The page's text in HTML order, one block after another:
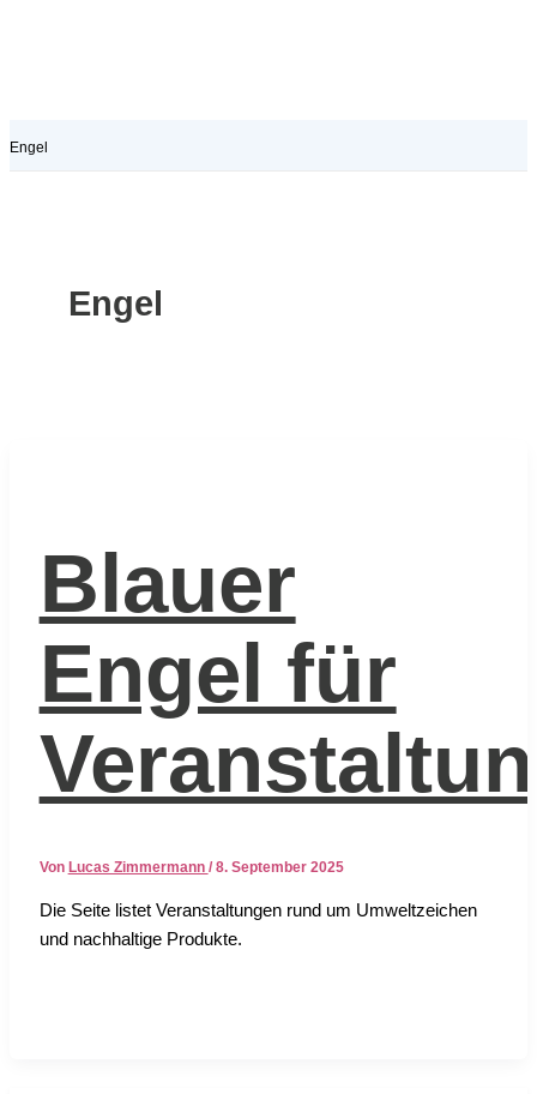
Engel
Engel
Blauer
Engel für
Von Lucas Zimmermann / 8. September 2025
Die Sei­te lis­tet Ver­an­stal­tun­gen rund um Umwelt­zei­chen
und nach­hal­ti­ge Pro­duk­te.